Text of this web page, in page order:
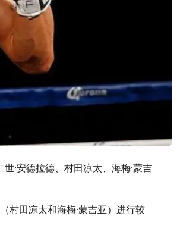
·安德拉德、村田凉太、海梅·蒙吉
村田凉太和海梅·蒙吉亚）进行较